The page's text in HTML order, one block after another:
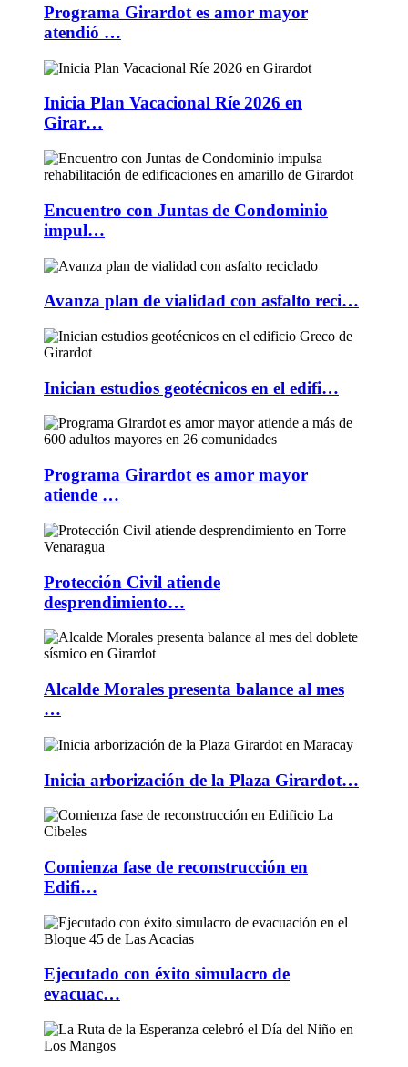
Programa Girardot es amor mayor
atendió …
Inicia Plan Vacacional Ríe 2026 en
Girar…
Encuentro con Juntas de Condominio
impul…
Avanza plan de vialidad con asfalto reci…
Inician estudios geotécnicos en el edifi…
Programa Girardot es amor mayor
atiende …
Protección Civil atiende
desprendimiento…
Alcalde Morales presenta balance al mes
…
Inicia arborización de la Plaza Girardot…
Comienza fase de reconstrucción en
Edifi…
Ejecutado con éxito simulacro de
evacuac…